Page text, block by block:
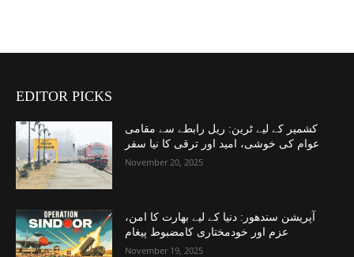
EDITOR PICKS
کشمیر کے لیے ٹرین: ریل رابطے سے مقامی
عوام کی خوشی، امید اور ترقی کا نیا سفر
November 20, 2025
آپریشن سندھور: دنیا کے لیے بھارت کا امن،
عزم اور خودمختاری کامضبوط پیغام
November 19, 2025